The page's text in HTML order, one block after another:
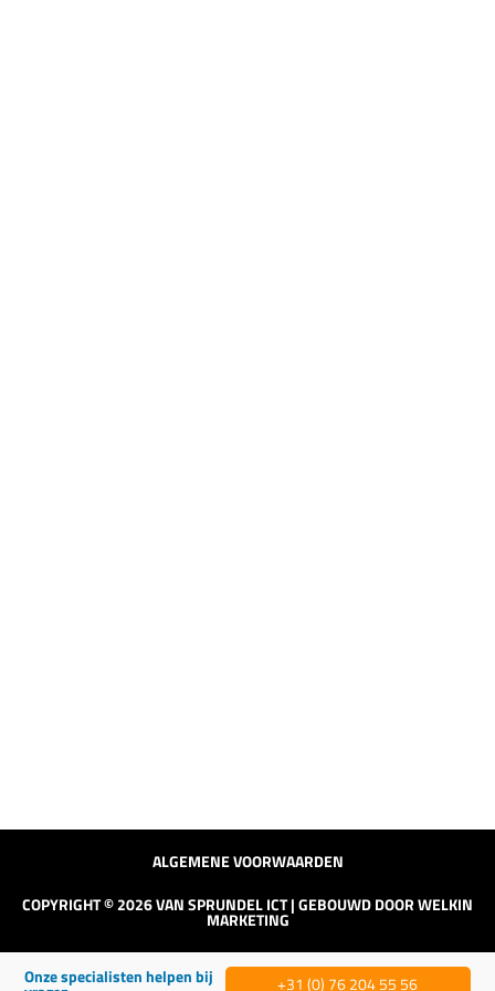
ALGEMENE VOORWAARDEN
COPYRIGHT © 2026 VAN SPRUNDEL ICT | GEBOUWD DOORWELKIN
MARKETING
Onze specialisten helpen bij +31 (0) 76 204 55 56​